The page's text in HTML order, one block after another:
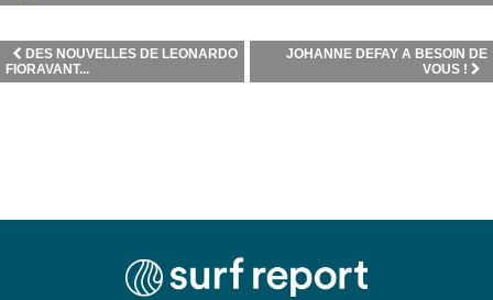
JOHANNE DEFAY A BESOIN DE
VOUS !
DES NOUVELLES DE LEONARDO
FIORAVANT...